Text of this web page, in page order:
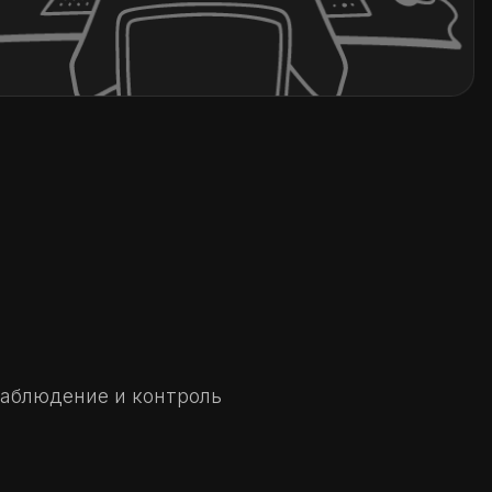
и контроль